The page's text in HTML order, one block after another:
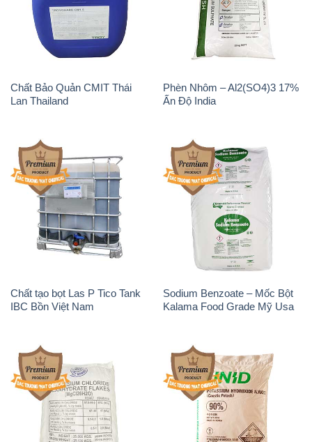
Chất Bảo Quản CMIT Thái
Lan Thailand
Phèn Nhôm – Al2(SO4)3 17%
Ấn Độ India
Chất tạo bọt Las P Tico Tank
IBC Bồn Việt Nam
Sodium Benzoate – Mốc Bột
Kalama Food Grade Mỹ Usa